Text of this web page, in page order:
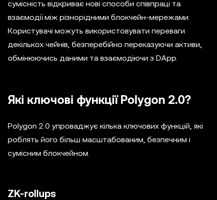
сумісність відкриває нові способи співпраці та
взаємодії між різнорідними блокчейн-мережами.
Користувачі можуть використовувати переваги
декількох чейнів, безперебійно переказуючи активи,
обмінюючись даними та взаємодіючи з DApp.
Які ключові функції Polygon 2.0?
Polygon 2.0 упроваджує кілька ключових функцій, які
роблять його більш масштабованим, безпечним і
сумісним блокчейном.
ZK-rollups